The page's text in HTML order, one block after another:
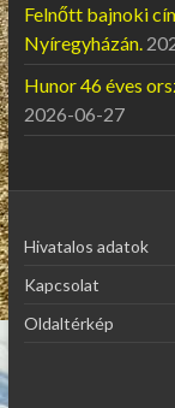
Felnőtt bajnoki
Nyíregyházán.
Hunor 46 éves
2026-06-27
Hivatalos adatok
Kapcsolat
Oldaltérkép